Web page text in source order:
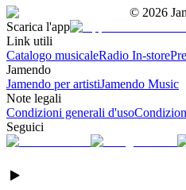
© 2026
Scarica l'app
Link utili
Catalogo musicaleRadio In-store
Jamendo
Jamendo per artistiJamendo Music
Note legali
Condizioni generali d'uso
Seguici